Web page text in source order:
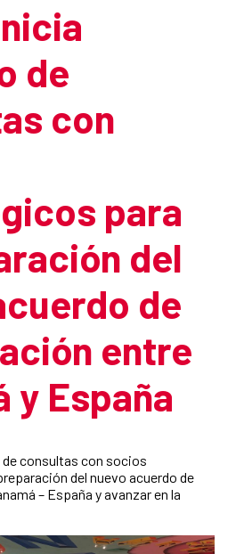
de
con
para
del
de
entre
y España
consultas con socios
del nuevo acuerdo de
– España y avanzar en la